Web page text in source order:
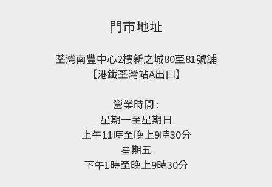
門市地址
荃灣南豐中心2樓新之城80至81號舖
【港鐵荃灣站A出口】
營業時間 :
星期一至星期日
上午11時至晚上9時30分
星期五
下午1時至晚上9時30分